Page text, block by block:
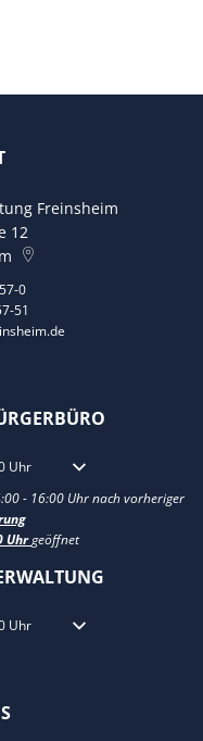
Freinsheim
12
0
51
oder Schließzeiten
Uhr
Von 08:00 bis 12:00 Uhr
- 16:00 Uhr nach vorheriger
Uhrgeöffnet
oder Schließzeiten
Uhr Von 08:00 bis 12:00 Uhr